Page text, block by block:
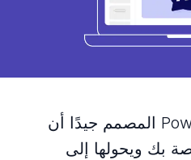
يمكن لبرنامج PowerPoint المصمم جيدًا أن
بك ويحولها إلى